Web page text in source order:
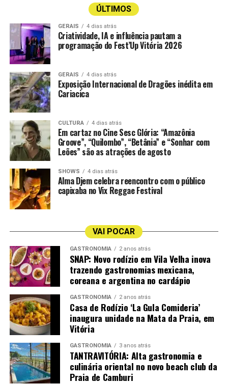
Vale lembrar que o polo gastronômico da mostra é de
acesso gratuito, sem a necessidade de aquisição de
ingresso. Mas caso você queira aproveitar a viagem e
curtir um pouco mais do universo da arquitetura e
decoração, os ingressos
A temporada de 30 anos da CASACOR ES segue em
cartaz até o dia 8 de setembro.
Vila na Voz
Cais Jacarandá Pelissari
Agenda Musical da Semana na CASACOR ES 2026
Quando:
30 de julho a 02 de agosto
Programação:
Quinta-feira: Cais Jacarandá (Voz e Sax) | 19h
Sexta-feira: Vila na Voz (Voz e Violão) | 19h
Sábado: Anginha Buaiz e Fábio Calazans (Voz e Violão) |
19h
Domingo: Pelissari | 16h
Local:Área Gastronômica da CASACOR ES 2026
(Antigo Hotel Canto do Sol, Orla da Praia de Camburi,
Vitória)
Acesso:Gratuito para o circuito gastronômico e de
lazer. Os ingressos para o circuito completo de
arquitetura e decoração estão disponíveis na plataforma
oficialappcasacor.com.br
ÚLTIMOS
GERAIS 4 dias atrás
Criatividade, IA e influência pautam a
programação do Fest’Up Vitória 2026
GERAIS 4 dias atrás
Exposição Internacional de Dragões inédita em
Cariacica
CULTURA 4 dias atrás
Em cartaz no Cine Sesc Glória: “Amazônia
Groove”, “Quilombo”, “Betânia” e “Sonhar com
Leões” são as atrações de agosto
SHOWS 4 dias atrás
Alma Djem celebra reencontro com o público
capixaba no Vix Reggae Festival
VAI POCAR
GASTRONOMIA 2 anos atrás
SNAP: Novo rodízio em Vila Velha inova
trazendo gastronomias mexicana,
coreana e argentina no cardápio
GASTRONOMIA 2 anos atrás
Casa de Rodízio ‘La Gula Comideria’
inaugura unidade na Mata da Praia, em
Vitória
GASTRONOMIA 3 anos atrás
TANTRAVITÓRIA: Alta gastronomia e
culinária oriental no novo beach club da
Praia de Camburi